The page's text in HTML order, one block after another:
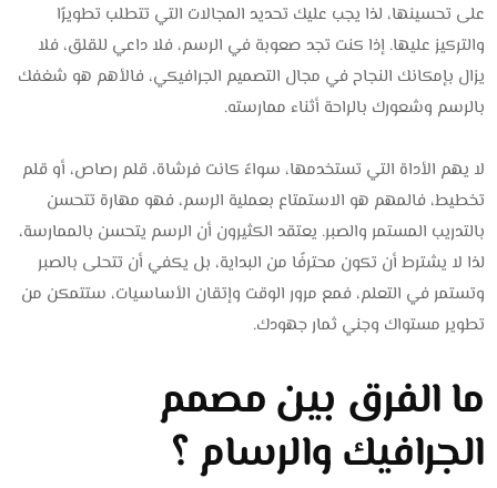
على تحسينها، لذا يجب عليك تحديد المجالات التي تتطلب تطويرًا
والتركيز عليها. إذا كنت تجد صعوبة في الرسم، فلا داعي للقلق، فلا
يزال بإمكانك النجاح في مجال التصميم الجرافيكي، فالأهم هو شغفك
بالرسم وشعورك بالراحة أثناء ممارسته.
لا يهم الأداة التي تستخدمها، سواءً كانت فرشاة، قلم رصاص، أو قلم
تخطيط، فالمهم هو الاستمتاع بعملية الرسم، فهو مهارة تتحسن
بالتدريب المستمر والصبر. يعتقد الكثيرون أن الرسم يتحسن بالممارسة،
لذا لا يشترط أن تكون محترفًا من البداية، بل يكفي أن تتحلى بالصبر
وتستمر في التعلم، فمع مرور الوقت وإتقان الأساسيات، ستتمكن من
تطوير مستواك وجني ثمار جهودك.
ما الفرق بين مصمم
الجرافيك والرسام ؟